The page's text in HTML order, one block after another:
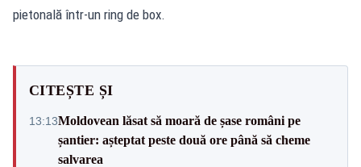
pietonală într-un ring de box.
CITEȘTE ȘI
13:13Moldovean lăsat să moară de șase români pe
șantier: așteptat peste două ore până să cheme
salvarea